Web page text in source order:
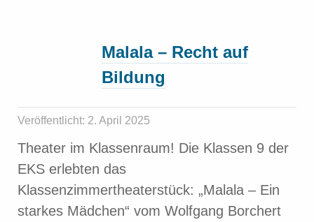
Malala – Recht auf
Bildung
Veröffentlicht: 2. April 2025
Theater im Klassenraum! Die Klassen 9 der
EKS erlebten das
Klassenzimmertheaterstück: „Malala – Ein
starkes Mädchen“ vom Wolfgang Borchert